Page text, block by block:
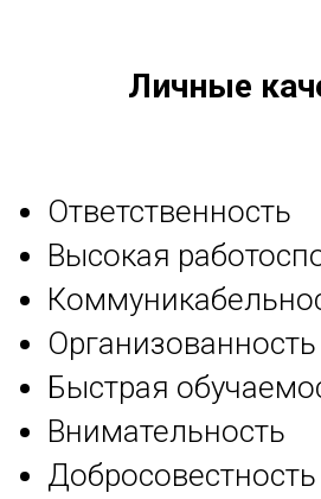
Личные
Ответственность
Высокая
Организованность
Быстрая
Внимательность
Добросовестность